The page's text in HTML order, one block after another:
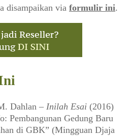
disampaikan via formulir ini.
Dahlan – Inilah Esai (2016)
Pembangunan Gedung Baru
di GBK” (Mingguan Djaja